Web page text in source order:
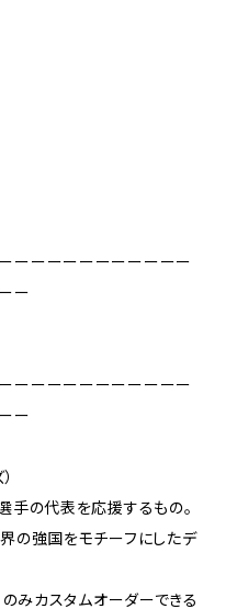
ーーーーーーーーーーー
ー
ーーーーーーーーーーー
ー
手の代表を応援するもの。
の強国をモチーフにしたデ
みカスタムオーダーできる